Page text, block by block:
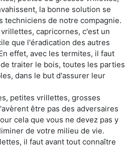
la bonne solution se
techniciens de notre compagnie.
capricornes, c'est un
que l'éradication des autres
effet, avec les termites, il faut
traiter le bois, toutes les parties
dans le but d'assurer leur
petites vrillettes, grosses
être pas des adversaires
cela que vous ne devez pas y
de votre milieu de vie.
il faut avant tout connaître